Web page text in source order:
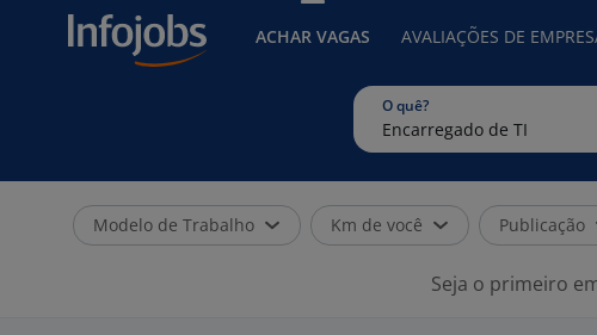
ACHAR VAGAS AVALIAÇÕES DE
O quê?
Modelo de Trabalho Km de você Publicação
Seja o primeiro